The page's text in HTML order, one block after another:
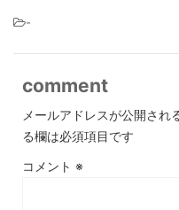
-
comment
メールアドレスが公開され
る欄は必須項目です
コメント ※